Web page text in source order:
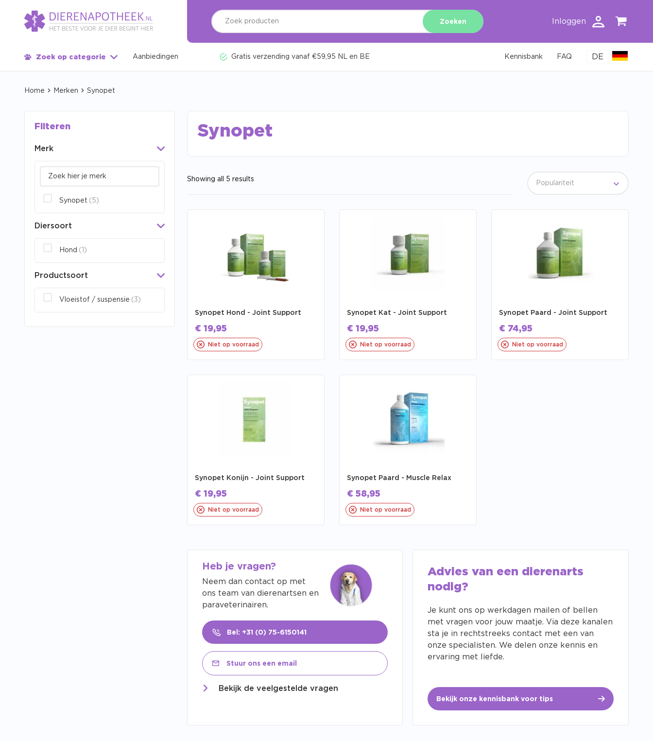
Zoeken Inloggen
Zoek op categorie Aanbiedingen Gratis verzending vanaf €59,95 NL en BE Kennisbank FAQ DE
Home Merken Synopet
Filteren
Merk
Synopet (5)
Diersoort
Hond (1)
Productsoort
Vloeistof / suspensie (3)
Synopet
Showing all 5 results
Synopet Hond - Joint Support
€ 19,95
Niet op voorraad
Synopet Kat - Joint Support
€19,95
Niet op voorraad
Synopet Paard - Joint Support
€74,95
Niet op voorraad
Synopet Konijn - Joint Support
€ 19,95
Niet op voorraad
Synopet Paard - Muscle Relax
€58,95
Niet op voorraad
Heb je vragen?
Neem dan contact op met
ons team van dierenartsen en
paraveterinairen.
Bel: +31 (0) 75-6150141
Stuur ons een email
Bekijk de veelgestelde vragen
Advies van een dierenarts
nodig?
Je kunt ons op werkdagen mailen of bellen
met vragen voor jouw maatje. Via deze kanalen
sta je in rechtstreeks contact met een van
onze specialisten. We delen onze kennis en
ervaring met liefde.
Bekijk onze kennisbank voor tips